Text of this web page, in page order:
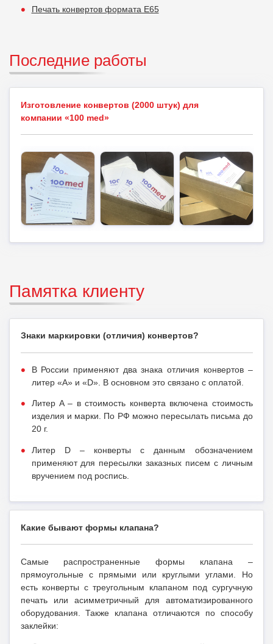
Печать конвертов формата E65
Последние работы
Изготовление конвертов (2000 штук) для
компании «100 med»
Памятка клиенту
Знаки маркировки (отличия) конвертов?
В России применяют два знака отличия конвертов –
литер «A» и «D». В основном это связано с оплатой.
Литер A – в стоимость конверта включена стоимость
изделия и марки. По РФ можно пересылать письма до
20 г.
Литер D – конверты с данным обозначением
применяют для пересылки заказных писем с личным
вручением под роспись.
Какие бывают формы клапана?
Самые распространенные формы клапана –
прямоугольные с прямыми или круглыми углами. Но
есть конверты с треугольным клапаном под сургучную
печать или асимметричный для автоматизированного
оборудования. Также клапана отличаются по способу
заклейки: